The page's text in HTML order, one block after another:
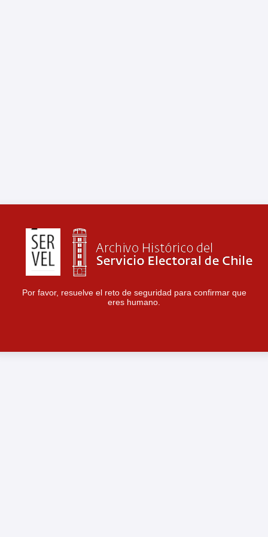
Por favor, resuelve el reto de seguridad para confirmar que
eres humano.